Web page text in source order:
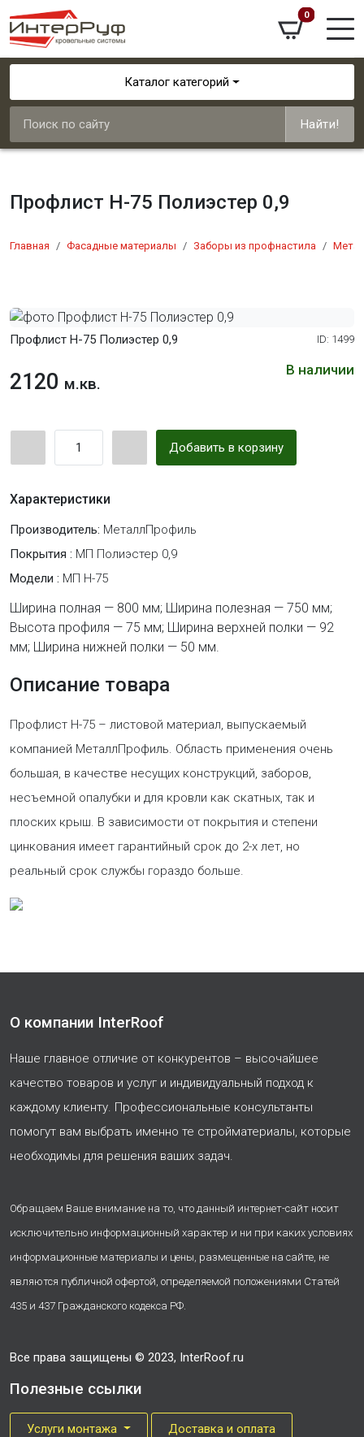
0
Каталог категорий
Найти!
Профлист Н-75 Полиэстер 0,9
Главная Фасадные материалы Заборы из профнастила
Профлист Н-75 Полиэстер 0,9 ID: 1499
В наличии
2120 м.кв.
Добавить в корзину
Характеристики
Производитель: МеталлПрофиль
Покрытия : МП Полиэстер 0,9
Модели : МП Н-75
Ширина полная — 800 мм; Ширина полезная — 750 мм;
Высота профиля — 75 мм; Ширина верхней полки — 92
мм; Ширина нижней полки — 50 мм.
Описание товара
Профлист Н-75 – листовой материал, выпускаемый
компанией МеталлПрофиль. Область применения очень
большая, в качестве несущих конструкций, заборов,
несъемной опалубки и для кровли как скатных, так и
плоских крыш. В зависимости от покрытия и степени
цинкования имеет гарантийный срок до 2-х лет, но
реальный срок службы гораздо больше.
О компании InterRoof
Наше главное отличие от конкурентов – высочайшее
качество товаров и услуг и индивидуальный подход к
каждому клиенту. Профессиональные консультанты
помогут вам выбрать именно те стройматериалы, которые
необходимы для решения ваших задач.
Обращаем Ваше внимание на то, что данный интернет-сайт носит
исключительно информационный характер и ни при каких условиях
информационные материалы и цены, размещенные на сайте, не
являются публичной офертой, определяемой положениями Статей
435 и 437 Гражданского кодекса РФ.
Все права защищены © 2023, InterRoof.ru
Полезные ссылки
Услуги монтажа Доставка и оплата